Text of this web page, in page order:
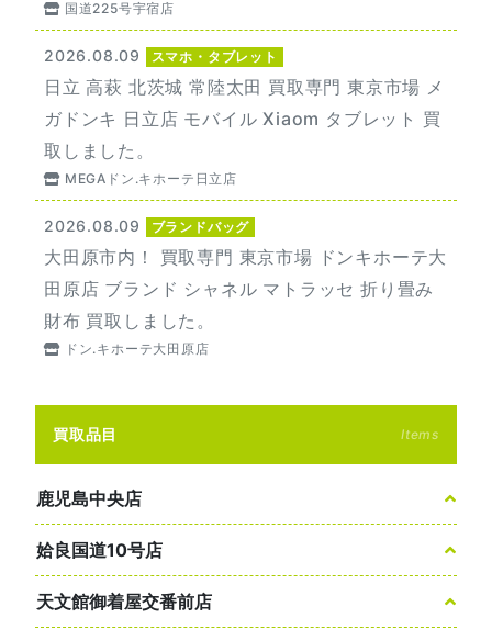
国道225号宇宿店
2026.08.09 スマホ・タブレット
日立 高萩 北茨城 常陸太田 買取専門 東京市場 メ
ガドンキ 日立店 モバイル Xiaom タブレット 買
取しました。
MEGAドン.キホーテ日立店
2026.08.09 ブランドバッグ
大田原市内！ 買取専門 東京市場 ドンキホーテ大
田原店 ブランド シャネル マトラッセ 折り畳み
財布 買取しました。
ドン.キホーテ大田原店
買取品目 Items
鹿児島中央店
姶良国道10号店
天文館御着屋交番前店